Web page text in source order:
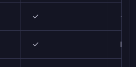
✓ ✓
✓ N/A